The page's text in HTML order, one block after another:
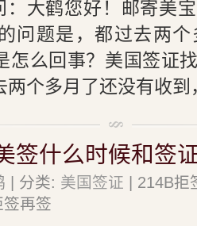
：大鹤您好！邮寄美
问题是，都过去两
怎么回事？美国签证
两个多月了还没有收到
签什么时候和签
| 分类: 美国签证 | 214B
再签